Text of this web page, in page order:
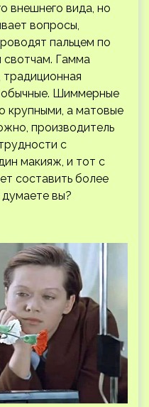
внешнего вида, но
вопросы,
пальцем по
Гамма
традиционная
обычные. Шиммерные
крупными, а матовые
производитель
с
макияж, и тот с
составить более
вы?